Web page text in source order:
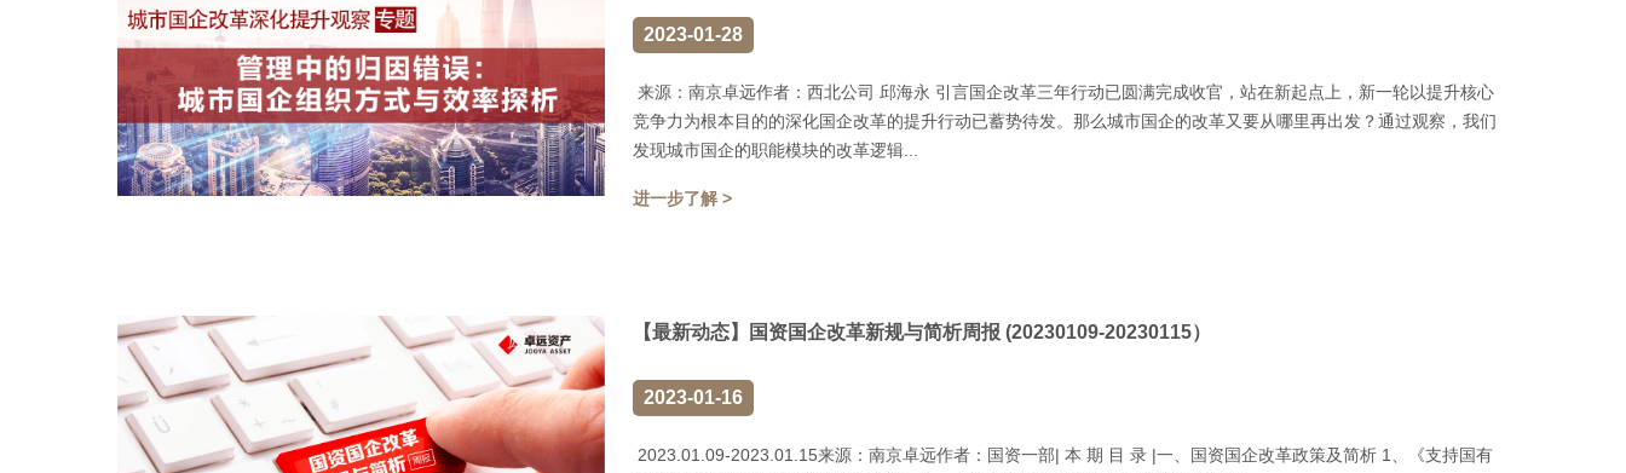
2023-01-28
来源：南京卓远作者：西北公司 邱海永 引言国企改革三年行动已圆满完成收官，站在新起点上，新一轮以提升核心
竞争力为根本目的的深化国企改革的提升行动已蓄势待发。那么城市国企的改革又要从哪里再出发？通过观察，我们
发现城市国企的职能模块的改革逻辑...
进一步了解 >
【最新动态】国资国企改革新规与简析周报 (20230109-20230115）
2023-01-16
2023.01.09-2023.01.15来源：南京卓远作者：国资一部| 本 期 目 录 |一、国资国企改革政策及简析 1、《支持国有